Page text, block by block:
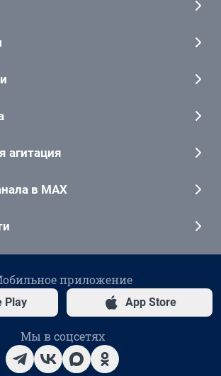
агитация
в MAX
приложение
Play App Store
Мы в соцсетях